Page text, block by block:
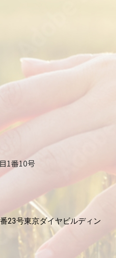
1番10号
23号東京ダイヤビルディン